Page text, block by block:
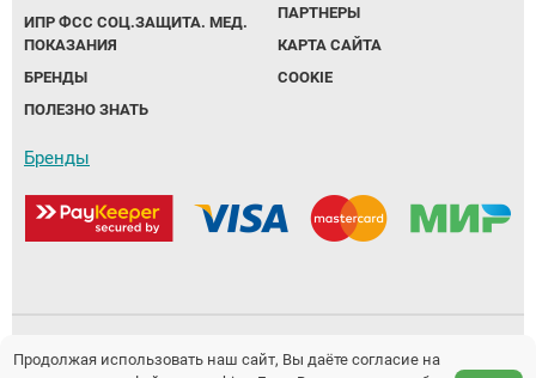
ИПР ФСС СОЦ.ЗАЩИТА. МЕД.
ПОКАЗАНИЯ
БРЕНДЫ
ПОЛЕЗНО ЗНАТЬ
ПАРТНЕРЫ
КАРТА САЙТА
COOKIE
Бренды
Политика обработки персональных данных
Продолжая использовать наш сайт, Вы даёте согласие на